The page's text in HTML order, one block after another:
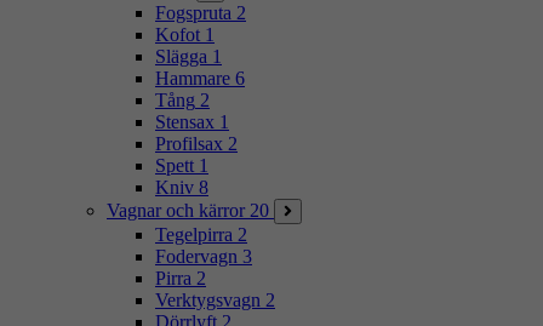
Fogspruta 2
Kofot 1
Slägga 1
Hammare 6
Tång 2
Stensax 1
Profilsax 2
Spett 1
Kniv 8
Vagnar och kärror 20
Tegelpirra 2
Fodervagn 3
Pirra 2
Verktygsvagn 2
Dörrlyft 2